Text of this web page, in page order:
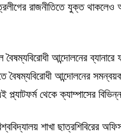
রাজনীতিতে যুক্ত থাকলেও
আন্দোলনের ব্যানারে
বৈষম্যবিরোধী আন্দোলনের
প্ল্যাটফর্ম থেকে ক্যাম্পাসের
শাখা ছাত্রশিবিরের